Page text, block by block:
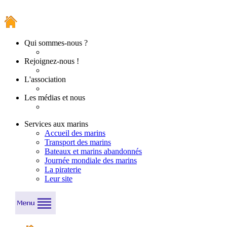
Qui sommes-nous ?
Rejoignez-nous !
L'association
Les médias et nous
Services aux marins
Accueil des marins
Transport des marins
Bateaux et marins abandonnés
Journée mondiale des marins
La piraterie
Leur site